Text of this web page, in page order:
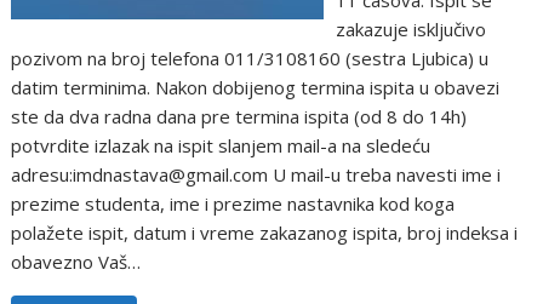
zakazuje isključivo
pozivom na broj telefona 011/3108160 (sestra Ljubica) u
datim terminima. Nakon dobijenog termina ispita u obavezi
ste da dva radna dana pre termina ispita (od 8 do 14h)
potvrdite izlazak na ispit slanjem mail-a na sledeću
adresu:imdnastava@gmail.com U mail-u treba navesti ime i
prezime studenta, ime i prezime nastavnika kod koga
polažete ispit, datum i vreme zakazanog ispita, broj indeksa i
obavezno Vaš…